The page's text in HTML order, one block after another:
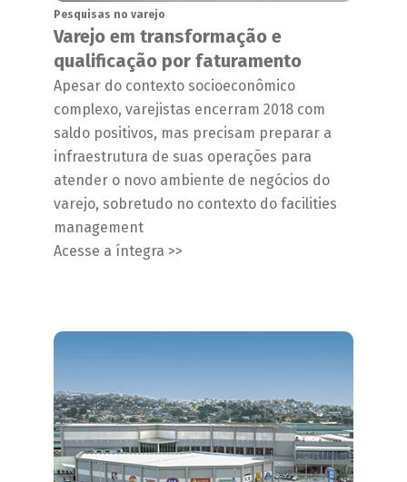
Pesquisas no varejo
Varejo em transformação e
qualificação por faturamento
Apesar do contexto socioeconômico
complexo, varejistas encerram 2018 com
saldo positivos, mas precisam preparar a
infraestrutura de suas operações para
atender o novo ambiente de negócios do
varejo, sobretudo no contexto do facilities
management
Acesse a íntegra >>